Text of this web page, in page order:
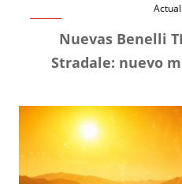
Nuevas Benelli
Stradale: nuevo